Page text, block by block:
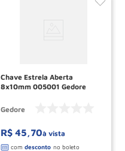
Chave Estrela Aberta
8x10mm 005001 Gedore
Gedore
R$ 45,70à vista